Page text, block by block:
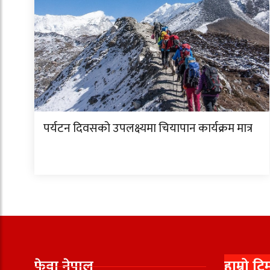
पर्यटन दिवसको उपलक्ष्यमा चियापान कार्यक्रम मात्र